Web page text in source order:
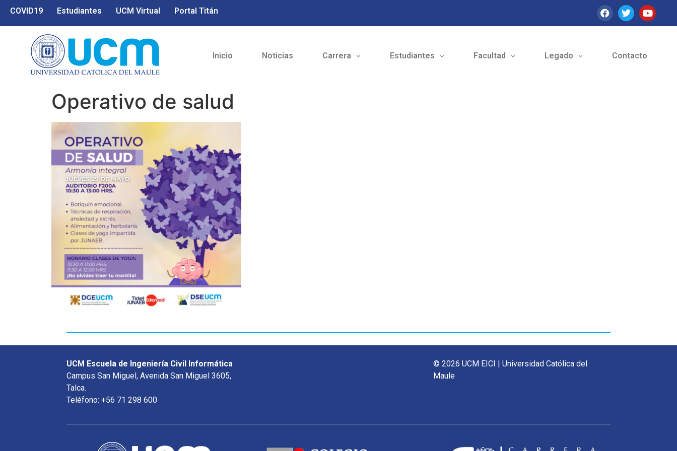
COVID19 Estudiantes UCM Virtual Portal Titán
Inicio Noticias Carrera Estudiantes Facultad Legado Contacto
Operativo de salud
UCM Escuela de Ingeniería Civil Informática
Campus San Miguel, Avenida San Miguel 3605,
Talca.
Teléfono: +56 71 298 600
© 2026 UCM EICI | Universidad Católica del
Maule